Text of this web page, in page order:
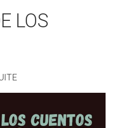
LOS